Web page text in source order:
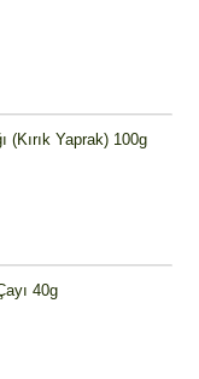
(Kırık Yaprak) 100g
40g